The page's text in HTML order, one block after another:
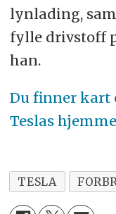
lynlading,
fylle drivstoff
han.
Du finner kart
Teslas
TESLA